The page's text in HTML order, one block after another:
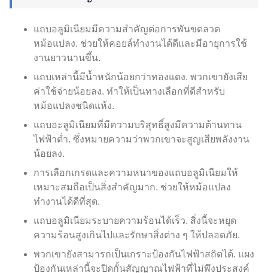
แถบอลูมิเนียมมีความสำคัญต่อการพันขดลวด
หม้อแปลง. ช่วยให้คอยล์ทำงานได้ดีและมีอายุการใช้
งานยาวนานขึ้น.
แถบเหล่านี้มีน้ำหนักน้อยกว่าทองแดง. พวกเขายังเสีย
ค่าใช้จ่ายน้อยลง. ทำให้เป็นทางเลือกที่ดีสำหรับ
หม้อแปลงชนิดแห้ง.
แถบอะลูมิเนียมที่มีความบริสุทธิ์สูงมีความต้านทาน
ไฟฟ้าต่ำ. ซึ่งหมายความว่าพวกเขาจะสูญเสียพลังงาน
น้อยลง.
การเลือกเกรดและความหนาของแถบอลูมิเนียมให้
เหมาะสมถือเป็นสิ่งสำคัญมาก. ช่วยให้หม้อแปลง
ทำงานได้ดีที่สุด.
แถบอลูมิเนียมระบายความร้อนได้เร็ว. สิ่งนี้จะหยุด
ความร้อนสูงเกินไปและรักษาสิ่งต่าง ๆ ให้ปลอดภัย.
พวกเขายังสามารถเป็นเกราะป้องกันไฟฟ้าสถิตได้. แผง
ป้องกันเหล่านี้จะปิดกั้นสัญญาณไฟฟ้าที่ไม่พึงประสงค์